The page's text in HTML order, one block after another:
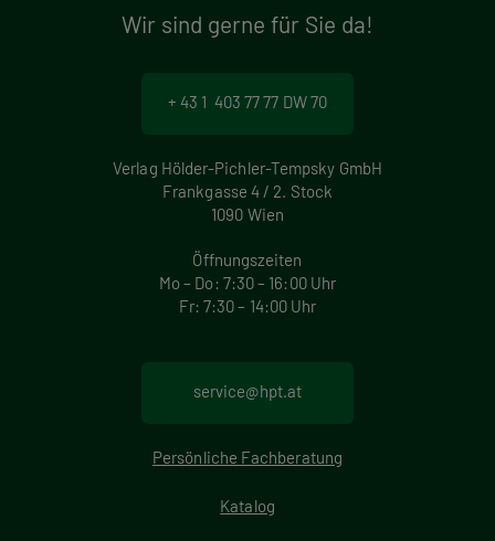
Wir sind gerne für Sie da!
+ 43 1 403 77 77 DW 70
Verlag Hölder-Pichler-Tempsky GmbH
Frankgasse 4 / 2. Stock
1090 Wien
Öffnungszeiten
Mo – Do: 7:30 – 16:00 Uhr
Fr: 7:30 – 14:00 Uhr
service@hpt.at
Persönliche Fachberatung
Katalog